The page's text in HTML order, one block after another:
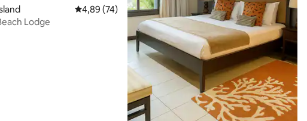
4,86 op 5, 29 recensies
Gemiddelde beoordeling van 4,89 op 5, 74 recensies
4,89 (74)
Lodge